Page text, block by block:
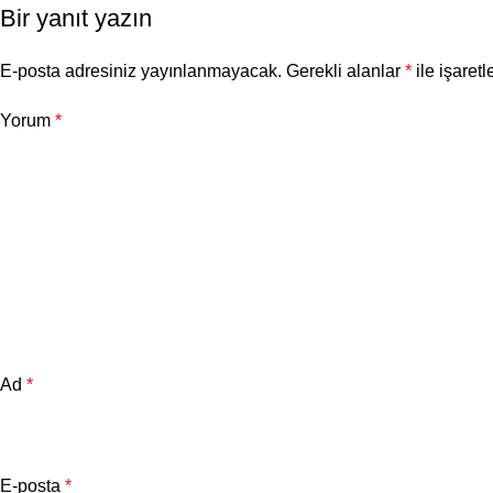
Bir yanıt yazın
E-posta adresiniz yayınlanmayacak. Gerekli alanlar * ile
Yorum *
Ad *
E-posta *